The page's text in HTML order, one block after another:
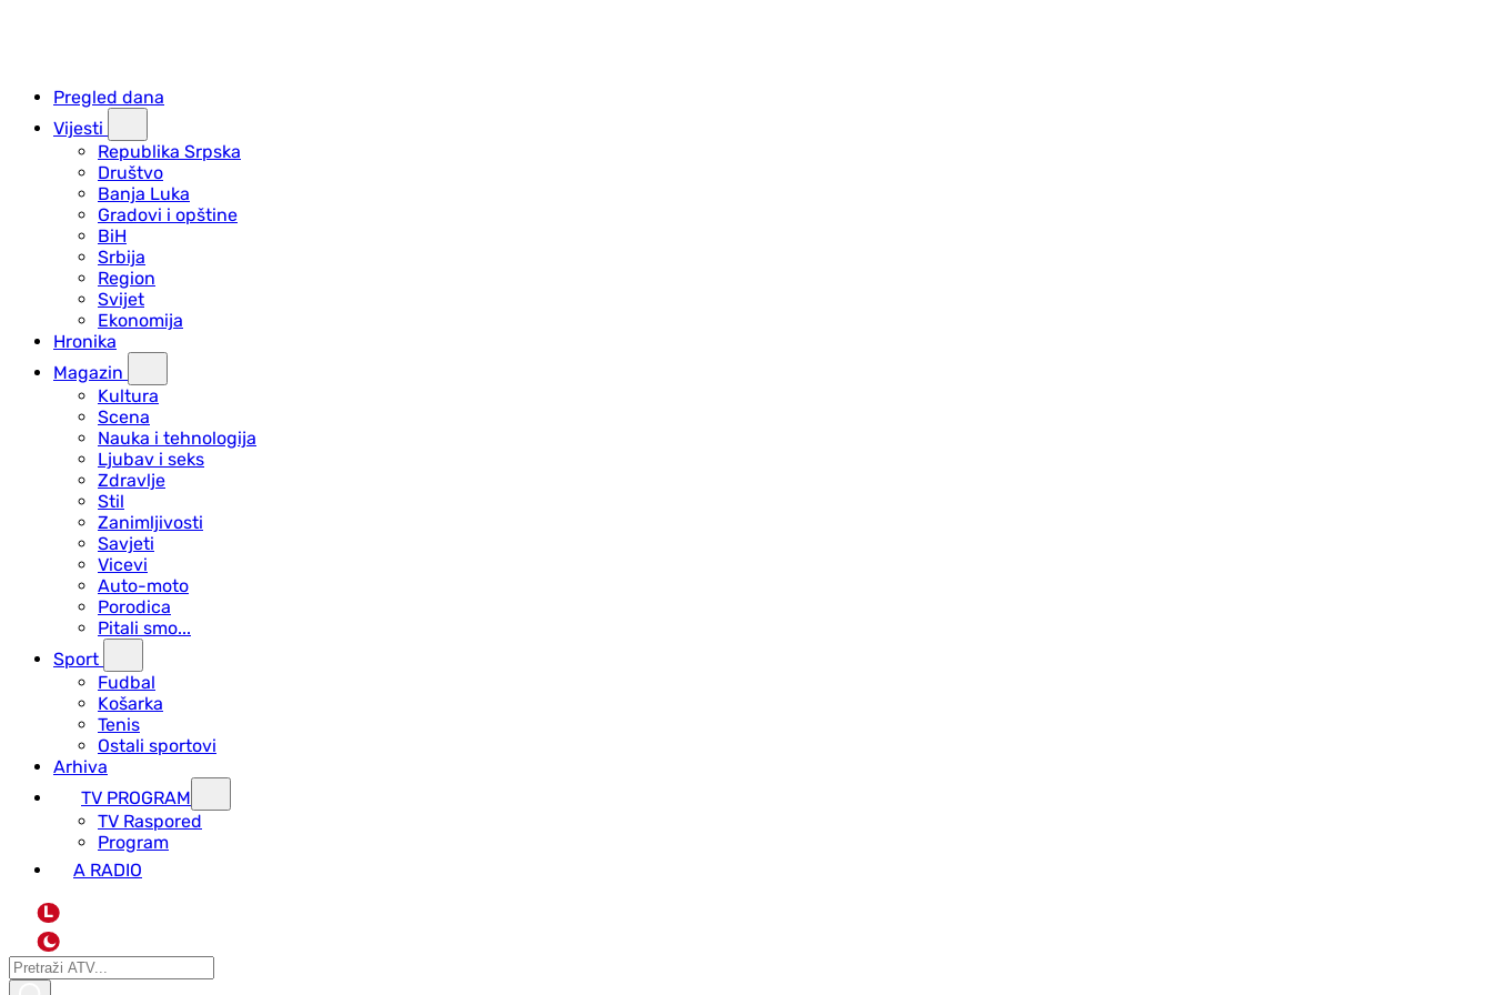
Pregled dana
Vijesti
Republika Srpska
Društvo
Banja Luka
Gradovi i opštine
BiH
Srbija
Region
Svijet
Ekonomija
Hronika
Magazin
Kultura
Scena
Nauka i tehnologija
Ljubav i seks
Zdravlje
Stil
Zanimljivosti
Savjeti
Vicevi
Auto-moto
Porodica
Pitali smo...
Sport
Fudbal
Košarka
Tenis
Ostali sportovi
Arhiva
TV PROGRAM
ТV Raspored
Program
A RADIO
L